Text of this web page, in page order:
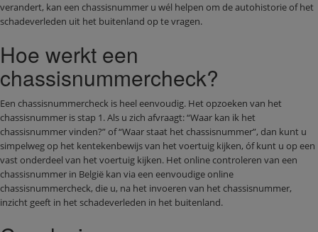
verandert, kan een chassisnummer u wél helpen om de autohistorie of het
schadeverleden uit het buitenland op te vragen.
Hoe werkt een
chassisnummercheck?
Een chassisnummercheck is heel eenvoudig. Het opzoeken van het
chassisnummer is stap 1. Als u zich afvraagt: “Waar kan ik het
chassisnummer vinden?” of “Waar staat het chassisnummer”, dan kunt u
simpelweg op het kentekenbewijs van het voertuig kijken, óf kunt u op een
vast onderdeel van het voertuig kijken. Het online controleren van een
chassisnummer in België kan via een eenvoudige online
chassisnummercheck, die u, na het invoeren van het chassisnummer,
inzicht geeft in het schadeverleden in het buitenland.